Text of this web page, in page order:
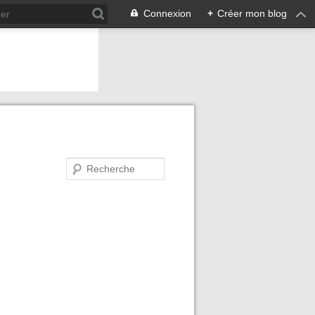
Connexion + Créer mon blog